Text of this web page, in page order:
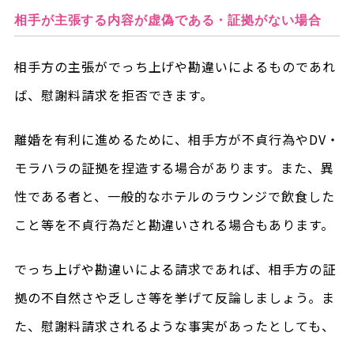
相手が主張する内容が虚偽である・証拠がない場合
相手方の主張がでっち上げや勘違いによるものであれ
ば、慰謝料請求を拒否できます。
離婚を有利に進めるために、相手方が不貞行為やDV・
モラハラの証拠を捏造する場合があります。また、異
性である者と、一般的なホテルのラウンジで飲食した
こと等を不貞行為だと勘違いされる場合もあります。
でっち上げや勘違いによる請求であれば、相手方の証
拠の不自然さや乏しさ等を挙げて反論しましょう。ま
た、慰謝料請求されるような事実があったとしても、